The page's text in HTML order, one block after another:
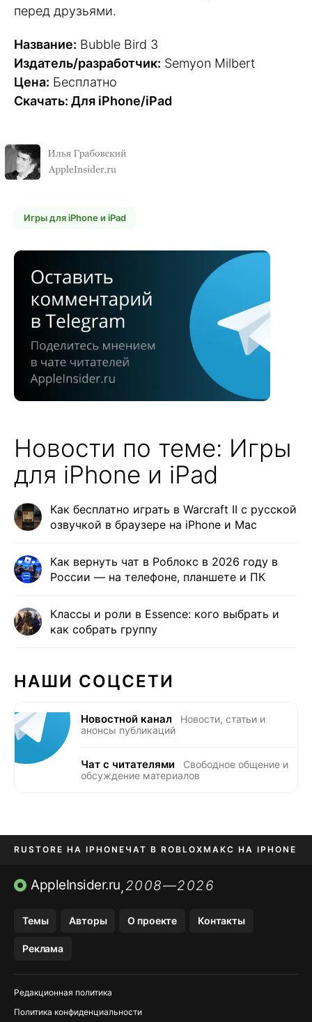
перед друзьями.
Название: Bubble Bird 3
Издатель/разработчик: Semyon Milbert
Цена: Бесплатно
Скачать: Для iPhone/iPad
Игры для iPhone и iPad
Новости по теме: Игры
для iPhone и iPad
Как бесплатно играть в Warcraft II с русской
озвучкой в браузере на iPhone и Mac
Как вернуть чат в Роблокс в 2026 году в
России — на телефоне, планшете и ПК
Классы и роли в Essence: кого выбрать и
как собрать группу
НАШИ СОЦСЕТИ
Новостной канал
Новости, статьи и
анонсы публикаций
Чат с читателями
Свободное общение и
обсуждение материалов
RUSTORE НА IPHONE ЧАТ В ROBLOXМАКС НА IPHONE
AVITO НА IPHONEВТБ ОНЛАЙН TIKTOK НА IPHONE
AppleInsider.ru,2008—2026
Темы Авторы О проекте Контакты
Реклама
Редакционная политика
Политика конфиденциальности